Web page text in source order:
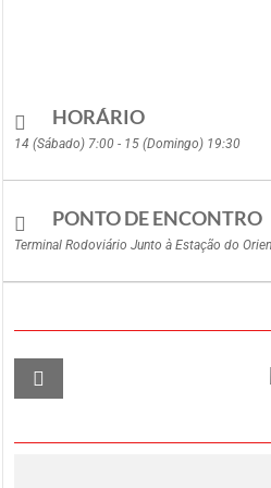
HORÁRIO
14 (Sábado) 7:00 - 15 (Domingo) 19:30
PONTO DE ENCONTRO
Terminal Rodoviário Junto à Estação do